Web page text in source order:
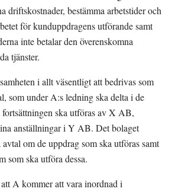
driftskostnader, bestämma arbetstider och
för kunduppdragens utförande samt
inte betalar den överenskomna
tjänster.
i allt väsentligt att bedrivas som
som under A:s ledning ska delta i de
ska utföras av X AB,
anställningar i Y AB. Det bolaget
om de uppdrag som ska utföras samt
som ska utföra dessa.
A kommer att vara inordnad i